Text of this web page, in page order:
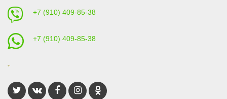
+7 (910) 409-85-38
+7 (910) 409-85-38